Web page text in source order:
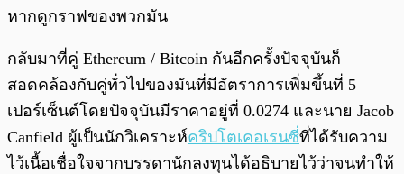
หากดูกราฟของพวกมัน
กลับมาที่คู่ Ethereum / Bitcoin กันอีกครั้งปัจจุบันก็
สอดคล้องกับคู่ทั่วไปของมันที่มีอัตราการเพิ่มขึ้นที่ 5
เปอร์เซ็นต์โดยปัจจุบันมีราคาอยู่ที่ 0.0274 และนาย Jacob
Canfield ผู้เป็นนักวิเคราะห์คริปโตเคอเรนซี่ที่ได้รับความ
ไว้เนื้อเชื่อใจจากบรรดานักลงทุนได้อธิบายไว้ว่าจนทำให้